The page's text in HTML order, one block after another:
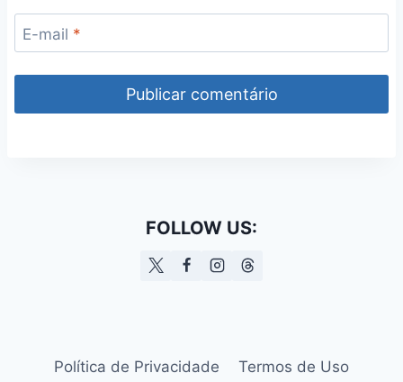
E-mail *
FOLLOW US:
Política de Privacidade Termos de Uso